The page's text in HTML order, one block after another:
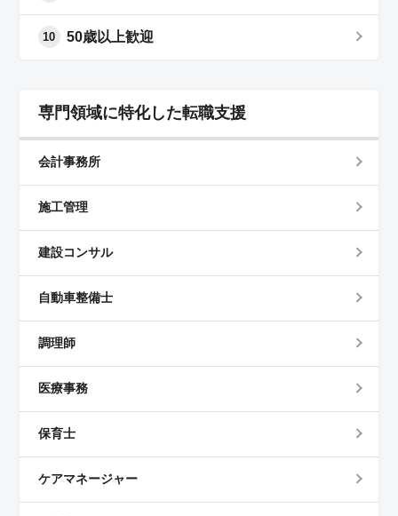
10 50歳以上歓迎
専門領域に特化した転職支援
会計事務所
施工管理
建設コンサル
自動車整備士
調理師
医療事務
保育士
ケアマネージャー